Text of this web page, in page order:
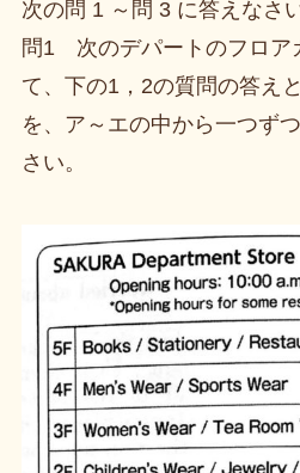
次の問 1 ～問 3 に答えなさい
問1 次のデパートのフロア
て、下の1，2の質問の答え
を、ア～エの中から一つず
さい。